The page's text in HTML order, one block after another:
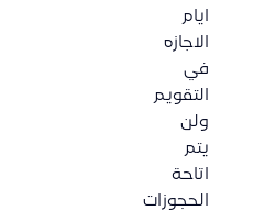
ايام
الاجازه
في
التقويم
ولن
يتم
اتاحة
الحجوزات